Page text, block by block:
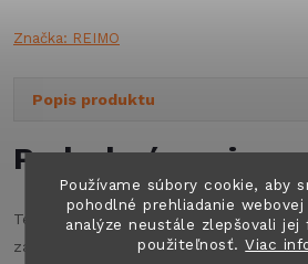
Používame súbory cookie, aby
pohodlné prehliadanie
analýze neustále zlepšovali jej
použiteľnosť.Viac
Značka: REIMO
Popis produktu
Podrobný popis
Tento praktický otočný zámok je
zaistenie väčších servisných dvierok